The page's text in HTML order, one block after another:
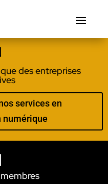
des entreprises
services en